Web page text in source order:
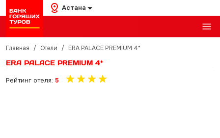
Астана
Главная / Отели / ERA PALACE PREMIUM 4*
ERA PALACE PREMIUM 4*
Рейтинг отеля: 5